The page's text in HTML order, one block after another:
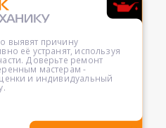
выявят причину
её устранят, используя
Доверьте ремонт
мастерам -
и индивидуальный